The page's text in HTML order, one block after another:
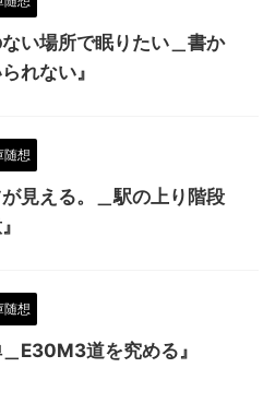
ない場所で眠りたい＿書か
れない』
随想
が見える。＿駅の上り階段
随想
＿E30M3道を究める』